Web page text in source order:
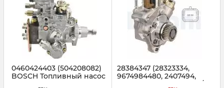
0460424403 (504208082)
BOSCH Топливный насос
28384347 (28323334,
9674984480, 2407494,
1870671) ТНВД 2.0 TDCi /